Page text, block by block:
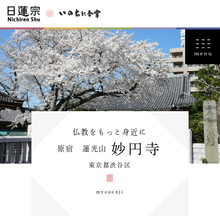
仏教をもっと身近に
原宿 蓮光山 妙円寺
東京都渋谷区
myouenji